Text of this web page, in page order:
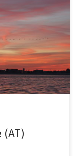
destiné à
profondeur avec
transactionnelle
que chaque
de la valeur, de